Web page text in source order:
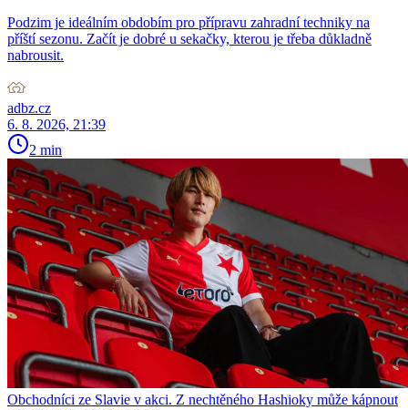
Podzim je ideálním obdobím pro přípravu zahradní techniky na
příští sezonu. Začít je dobré u sekačky, kterou je třeba důkladně
nabrousit.
adbz.cz
6. 8. 2026, 21:39
2 min
Obchodníci ze Slavie v akci. Z nechtěného Hashioky může kápnout